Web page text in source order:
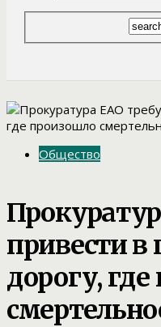
Общество
привести в
дорогу,